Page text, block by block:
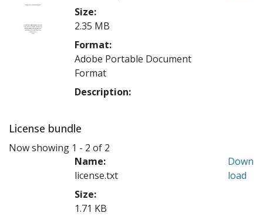
Size:
2.35 MB
Format:
Adobe Portable Document
Format
Description:
License bundle
Now showing 1 - 2 of 2
Name:
license.txt
Size:
1.71 KB
Down
load